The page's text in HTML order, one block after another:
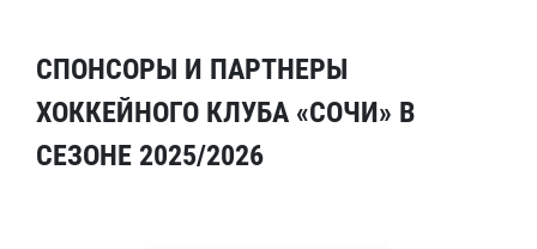
СПОНСОРЫ И ПАРТНЕРЫ
ХОККЕЙНОГО КЛУБА «СОЧИ» В
СЕЗОНЕ 2025/2026